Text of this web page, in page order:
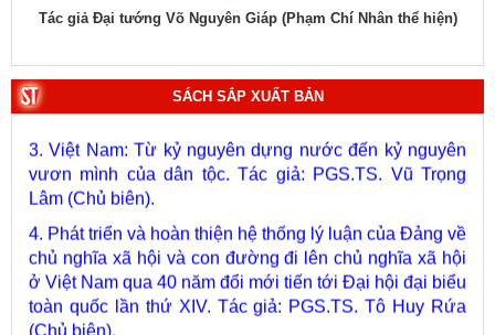
Tác giả Đại tướng Võ Nguyên Giáp (Phạm Chí Nhân thể hiện)
SÁCH SẮP XUẤT BẢN
1. Bác Hồ ở Pháp. Tác giả: Bảo tàng Hồ Chí Minh.
2. Lịch sử Chính phủ (5 tập). Tác giả: Ban Chỉ đạo biên
soạn lịch sử Chính phủ.
vươn mình của dân tộc. Tác giả: PGS.TS. Vũ Trọng
Lâm (Chủ biên).
4. Phát triển và hoàn thiện hệ thống lý luận của Đảng về
chủ nghĩa xã hội và con đường đi lên chủ nghĩa xã hội
ở Việt Nam qua 40 năm đổi mới tiến tới Đại hội đại biểu
toàn quốc lần thứ XIV. Tác giả: PGS.TS. Tô Huy Rứa
(Chủ biên).